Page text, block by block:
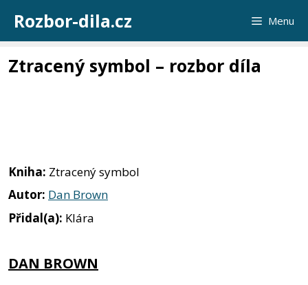
obsah
Rozbor-dila.cz Menu
Ztracený symbol – rozbor díla
Kniha: Ztracený symbol
Autor: Dan Brown
Přidal(a): Klára
DAN BROWN